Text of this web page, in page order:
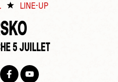
LINE-UP
5 JUILLET